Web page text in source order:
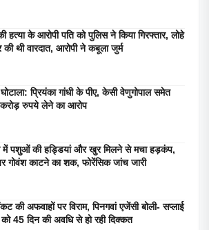
हत्या के आरोपी पति को पुलिस ने किया गिरफ्तार, लोहे
थी वारदात, आरोपी ने कबूला जुर्म
प्रियंका गांधी के पीए, केसी वेणुगोपाल समेत
रुपये लेने का आरोप
में पशुओं की हड्डियां और खुर मिलने से मचा हड़कंप,
पर गोवंश काटने का शक, फोरेंसिक जांच जारी
की अफवाहों पर विराम, पिनगवां एजेंसी बोली- सप्लाई
को 45 दिन की अवधि से हो रही दिक्कत